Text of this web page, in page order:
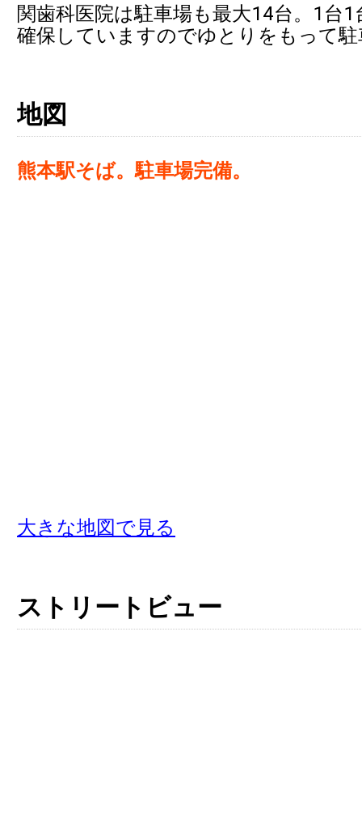
関歯科医院は駐車場も最大14台。1台
確保していますのでゆとりをもって
地図
熊本駅そば。駐車場完備。
大きな地図で見る
ストリートビュー